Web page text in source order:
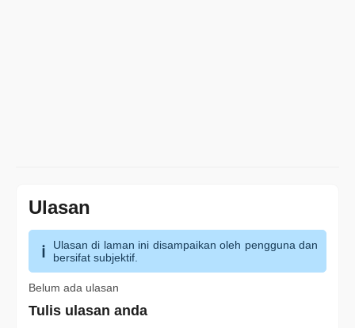
Ulasan
Ulasan di laman ini disampaikan oleh pengguna dan
bersifat subjektif.
Belum ada ulasan
Tulis ulasan anda